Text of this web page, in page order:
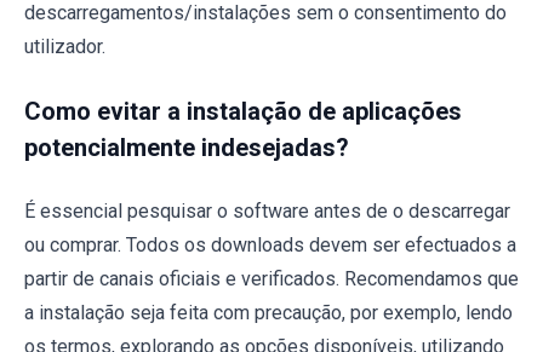
descarregamentos/instalações sem o consentimento do
utilizador.
Como evitar a instalação de aplicações
potencialmente indesejadas?
É essencial pesquisar o software antes de o descarregar
ou comprar. Todos os downloads devem ser efectuados a
partir de canais oficiais e verificados. Recomendamos que
a instalação seja feita com precaução, por exemplo, lendo
os termos, explorando as opções disponíveis, utilizando